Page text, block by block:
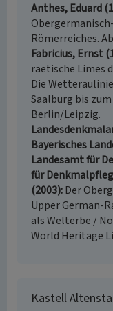
Anthes, Eduard
Römerreiches.
Fabricius, Ernst
raetische Limes
Die
Saalburg bis
Berlin/Leipzig.
Bayerisches
Landesamt für
für
(2003) Der
Upper German-
als Welterbe /
World Heritage
Kastell